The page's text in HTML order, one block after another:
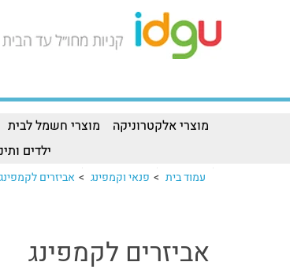
מוצרי אלקטרוניקה מוצרי חשמל לבית
ילדים
עמוד בית > פנאי וקמפינג > אביזרים לקמפינג
אביזרים לקמפינג